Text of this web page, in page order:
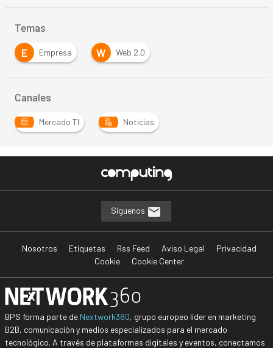
Temas
E
Empresa W Web 2.0
Canales
Mercado TI Noticias
Síguenos
Nosotros Etiquetas Rss Feed Aviso Legal
Privacidad
Cookie
Cookie Center
BPS forma parte de Nextwork360, grupo europeo líder en marketing
B2B, comunicación y medios especializados para el mercado
tecnológico. A través de plataformas digitales y eventos, conectamos